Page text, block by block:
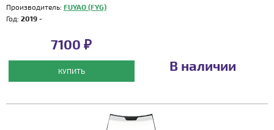
Производитель: FUYAO (FYG)
Год: 2019 -
7100 ₽
КУПИТЬ В наличии